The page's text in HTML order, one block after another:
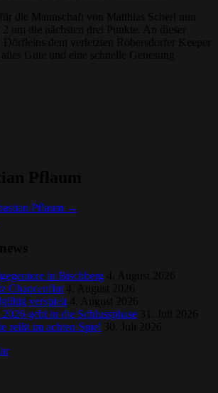
die Mannschaft von Matthias Scherl nun
um die nächsten drei Punkte. An dieser
dem verletzten Röbersdorfer Keeper
Gute und eine schnelle Genesung
Pflaum
Pflaum →
in Bischberg 4. August 2026
Chancenflut 4. August 2026
verspielt 4. August 2026
geht in die Schlussphase 31. Juli 2026
reißt im achten Spiel
30. Juli 2026